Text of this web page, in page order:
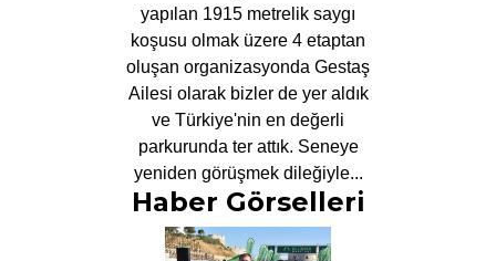
yapılan 1915 metrelik saygı
koşusu olmak üzere 4 etaptan
oluşan organizasyonda Gestaş
Ailesi olarak bizler de yer aldık
ve Türkiye'nin en değerli
parkurunda ter attık. Seneye
yeniden görüşmek dileğiyle...
Haber Görselleri